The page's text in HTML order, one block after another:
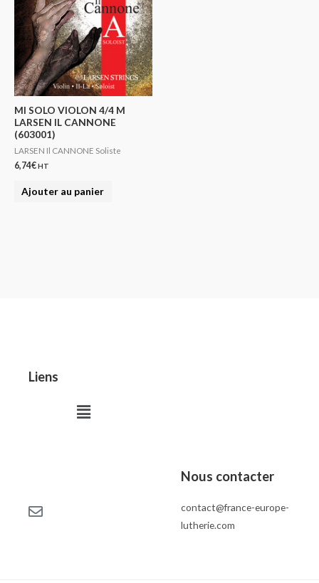
MI SOLO VIOLON 4/4 M
LARSEN IL CANNONE
(603001)
LARSEN Il CANNONE Soliste
6,74€HT
Ajouter au panier
Liens
Menu
Nous contacter
contact@france-europe-
lutherie.com